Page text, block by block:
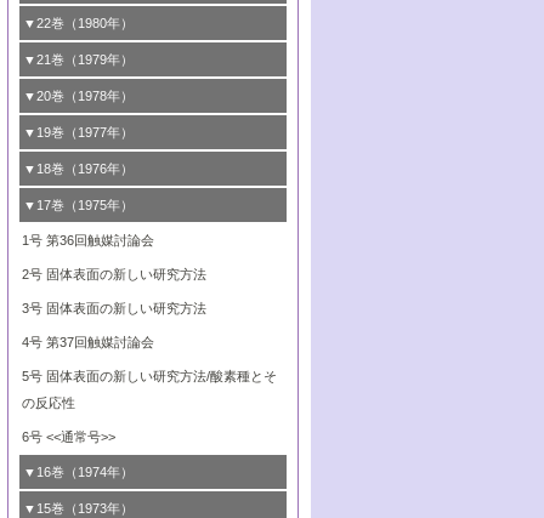
8号 触媒学会創立30周年記念 創立30周年
にあたって/触媒学会創立30周年記念 触媒
化学の現状と展望
7号 電極の応用と機能をさぐる
8号 《通常号》
6号 第58回触媒討論会
7号 触媒構造の精密制御
8号 触媒構造の精密制御
な分子の活性化 水および低級アルカン
7号 金属微粒子とクラスターの触媒作用
8号 《通常号》
4号 活性点の構造と機能
6号 固体，錯体および生体触媒による簡単
2 2
3号 希土類元素化合物の触媒作用
4号 <<通常号>>
6号 触媒・酵素の特異性とセンサー
2号 <<通常号>>
3号 Rhを越えられるか
4号 第50回触媒討論会
6号 <<通常号>>
1号 第47回触媒討論会
2号 工業用触媒の特性と利用
3号 <<通常号>>
4号 第48回触媒討論会
6号 表面測定法の最近の進歩
▼22巻（1980年）
1号 第45回触媒討論会
2号 石炭
3号 資源・エネルギーと触媒
4号 第46回触媒討論会
▼21巻（1979年）
1号 均一系と不均一系における触媒作用の
2号 均一系と不均一系における触媒作用の
か
3号 均一系と不均一系における触媒作用の
関連
4号 第44回触媒討論会
5号 均一系と不均一系における触媒作用の
6号 均一系と不均一系における触媒作用の
▼20巻（1978年）
1号 第42回触媒討論会
2号 触媒利用の新しい展開
3号 新しい担体を求めて/触媒利用の新しい
展開
▼19巻（1977年）
1号 第40回触媒討論会
2号 <<通常号>>
3号 <<通常号>>
4号 第41回触媒討論会
5号 触媒調製法
6号 触媒反応の分子レベルでのアプローチ
▼18巻（1976年）
1号 第38回触媒討論会
2号 <<通常号>>
3号 触媒寿命とその予測
4号 第39回触媒討論会
5号 <<通常号>>
6号 <<通常号>>
▼17巻（1975年）
1号 第36回触媒討論会
2号 固体表面の新しい研究方法
3号 固体表面の新しい研究方法
4号 第37回触媒討論会
5号 固体表面の新しい研究方法/酸素種とそ
の反応性
6号 <<通常号>>
▼16巻（1974年）
1号 第34回触媒討論会
▼15巻（1973年）